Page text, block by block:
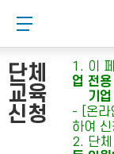
로
가
기
로
가
기
메뉴 버튼
단체
교육
신청
1. 이
업 전
기
- [온라
하여
2. 단체